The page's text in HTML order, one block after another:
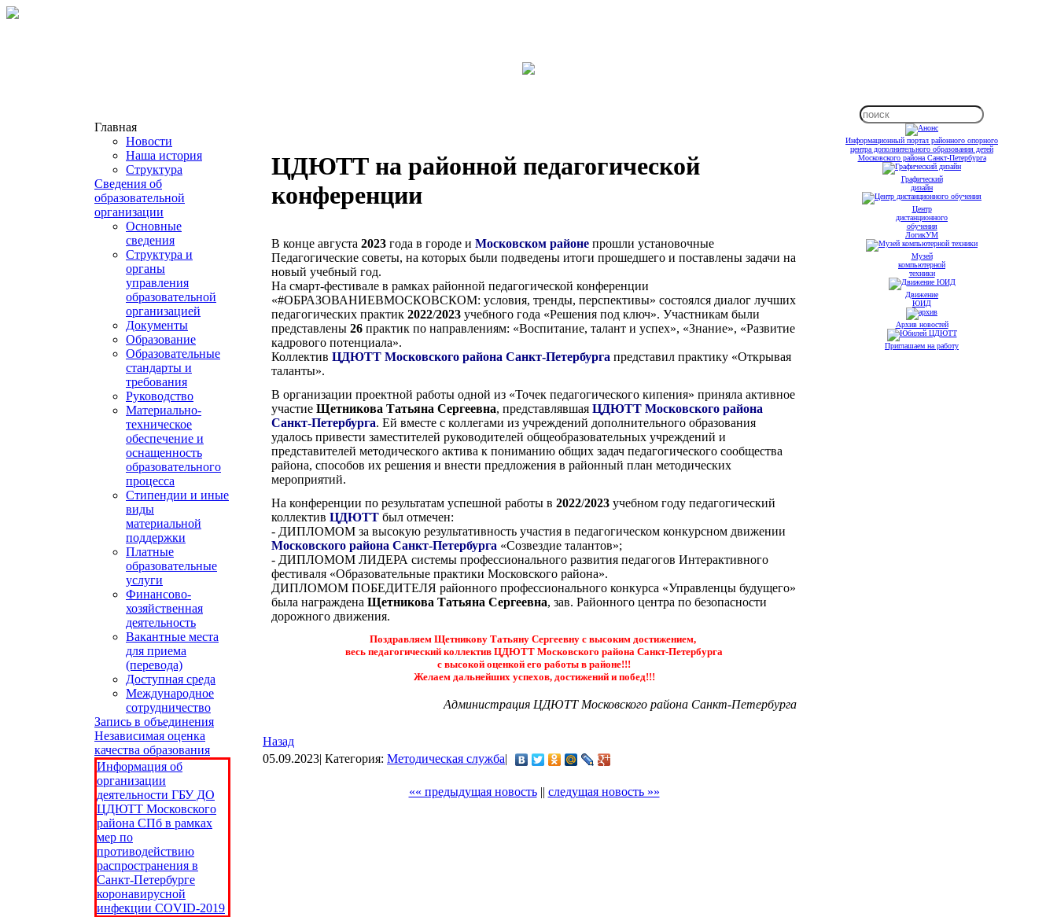
Главная
Новости
Наша история
Структура
Сведения об
образовательной
организации
Основные
сведения
Структура и
органы
управления
образовательной
организацией
Документы
Образование
Образовательные
стандарты и
требования
Руководство
Материально-
техническое
обеспечение и
оснащенность
образовательного
процесса
Стипендии и иные
виды
материальной
поддержки
Платные
образовательные
услуги
Финансово-
хозяйственная
деятельность
Вакантные места
для приема
(перевода)
Доступная среда
Международное
сотрудничество
Запись в объединения
Независимая оценка
качества образования
Информация об
организации
деятельности ГБУ ДО
ЦДЮТТ Московского
района СПб в рамках
мер по
противодействию
распространения в
Санкт-Петербурге
коронавирусной
инфекции COVID-2019
ЦДЮТТ на районной педагогической
конференции
В конце августа 2023 года в городе и Московском районе прошли установочные
Педагогические советы, на которых были подведены итоги прошедшего и поставлены задачи на
новый учебный год.
На смарт-фестивале в рамках районной педагогической конференции
«#ОБРАЗОВАНИЕВМОСКОВСКОМ: условия, тренды, перспективы» состоялся диалог лучших
педагогических практик 2022/2023 учебного года «Решения под ключ». Участникам были
представлены 26 практик по направлениям: «Воспитание, талант и успех», «Знание», «Развитие
кадрового потенциала».
Коллектив ЦДЮТТ Московского района Санкт-Петербурга представил практику «Открывая
таланты».
В организации проектной работы одной из «Точек педагогического кипения» приняла активное
участие Щетникова Татьяна Сергеевна, представлявшая ЦДЮТТ Московского района
Санкт-Петербурга. Ей вместе с коллегами из учреждений дополнительного образования
удалось привести заместителей руководителей общеобразовательных учреждений и
представителей методического актива к пониманию общих задач педагогического сообщества
района, способов их решения и внести предложения в районный план методических
мероприятий.
На конференции по результатам успешной работы в 2022/2023 учебном году педагогический
коллектив ЦДЮТТ был отмечен:
- ДИПЛОМОМ за высокую результативность участия в педагогическом конкурсном движении
Московского района Санкт-Петербурга «Созвездие талантов»;
- ДИПЛОМОМ ЛИДЕРА системы профессионального развития педагогов Интерактивного
фестиваля «Образовательные практики Московского района».
ДИПЛОМОМ ПОБЕДИТЕЛЯ районного профессионального конкурса «Управленцы будущего»
была награждена Щетникова Татьяна Сергеевна, зав. Районного центра по безопасности
дорожного движения.
Поздравляем Щетникову Татьяну Сергеевну с высоким достижением,
весь педагогический коллектив ЦДЮТТ Московского района Санкт-Петербурга
с высокой оценкой его работы в районе!!!
Желаем дальнейших успехов, достижений и побед!!!
Администрация ЦДЮТТ Московского района Санкт-Петербурга
Назад
05.09.2023| Категория: Методическая служба|
«« предыдущая новость|| следущая новость »»
Информационный портал районного опорного
центра дополнительного образования детей
Московского района Санкт-Петербурга
Графический
дизайн
Центр
дистанционного
обучения
ЛогикУМ
Музей
компьютерной
техники
Движение
ЮИД
Архив новостей
Приглашаем на работу